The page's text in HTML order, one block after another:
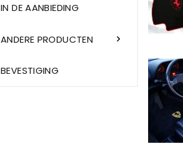
IN DE AANBIEDING
ANDERE PRODUCTEN
BEVESTIGING